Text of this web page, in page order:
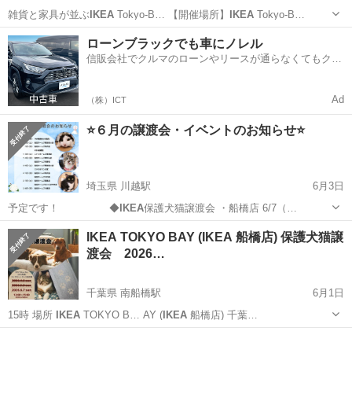
雑貨と家具が並ぶ IKEA Tokyo-B… 【開催場所】 IKEATokyo-B…
千葉 船橋市 西船橋駅 フリーマーケット
ローンブラックでも車にノレル
信販会社でクルマのローンやリースが通らなくてもクル
（株）ICT Ad
⭐️６月の譲渡会・イベントのお知らせ⭐️
埼玉県 川越駅
6月3日
予定です！ ◆IKEA保護犬猫譲渡会 ・船橋店 6/7（…
埼玉 川越市 ステラタウン
IKEA TOKYO BAY (IKEA 船橋店) 保護犬猫譲
渡会 2026…
千葉県 南船橋駅
6月1日
15時 場所 IKEATOKYO B… AY (IKEA船橋店) 千葉…